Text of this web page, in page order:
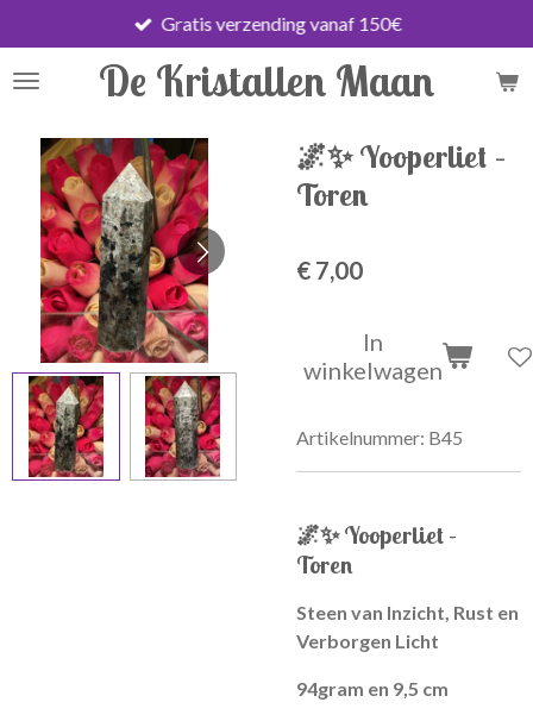
direct
naar
hoofdinhoud
De Kristallen Maan
Gratis verzending vanaf 150€
🌌✨ Yooperliet –
Toren
€ 7,00
In
winkelwagen
Artikelnummer: B45
🌌✨Yooperliet –
Toren
Steen van Inzicht, Rust en
Verborgen Licht
94gram en 9,5 cm